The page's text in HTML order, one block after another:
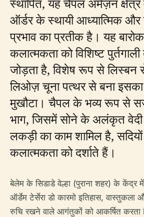
ऑर्डर के स्थायी आध्यात्मिक
प्रभाव का प्रतीक है। यह
कलात्मकता को विशिष्ट
जोड़ता है, विशेष रूप से लिस्बन
लिओज़ चूना पत्थर से बना इसका
मुखौटा। चैपल के भव्य रूप से
भाग, जिसमें सोने के अलंकृत
लकड़ी का काम शामिल है,
कलात्मकता को दर्शाते हैं।
बेलेम के सिडाडे वेल्हा (पुराना शहर) के केंद्र
ऑर्डेम टेर्सेरा डो कारमो इतिहास, वास्तुकला
रुचि रखने वाले आगंतुकों को आकर्षित करता